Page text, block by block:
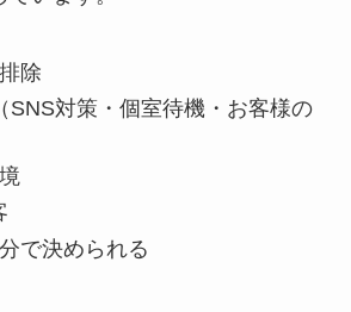
除
SNS対策・個室待機・お客様の
で決められる